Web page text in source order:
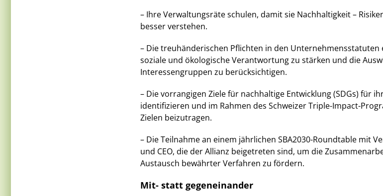
– Ihre Verwaltungsräte schulen, damit sie Nachhaltigkeit –
besser verstehen.
– Die treuhänderischen Pflichten in den Unternehmensstatuten
soziale und ökologische Verantwortung zu stärken und die
Interessengruppen zu berücksichtigen.
– Die vorrangigen Ziele für nachhaltige Entwicklung (SDGs) für
identifizieren und im Rahmen des Schweizer Triple-Impact-
Zielen beizutragen.
– Die Teilnahme an einem jährlichen SBA2030-Roundtable mit
und CEO, die der Allianz beigetreten sind, um die
Austausch bewährter Verfahren zu fördern.
Mit- statt gegeneinander